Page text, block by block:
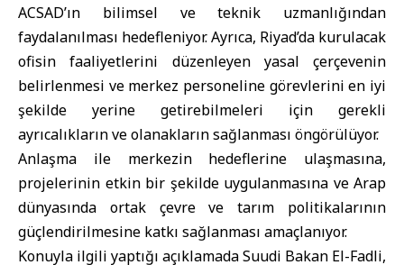
ACSAD’ın bilimsel ve teknik uzmanlığından
faydalanılması hedefleniyor. Ayrıca, Riyad’da kurulacak
ofisin faaliyetlerini düzenleyen yasal çerçevenin
belirlenmesi ve merkez personeline görevlerini en iyi
şekilde yerine getirebilmeleri için gerekli
ayrıcalıkların ve olanakların sağlanması öngörülüyor.
Anlaşma ile merkezin hedeflerine ulaşmasına,
projelerinin etkin bir şekilde uygulanmasına ve Arap
dünyasında ortak çevre ve tarım politikalarının
güçlendirilmesine katkı sağlanması amaçlanıyor.
Konuyla ilgili yaptığı açıklamada Suudi Bakan El-Fadli,